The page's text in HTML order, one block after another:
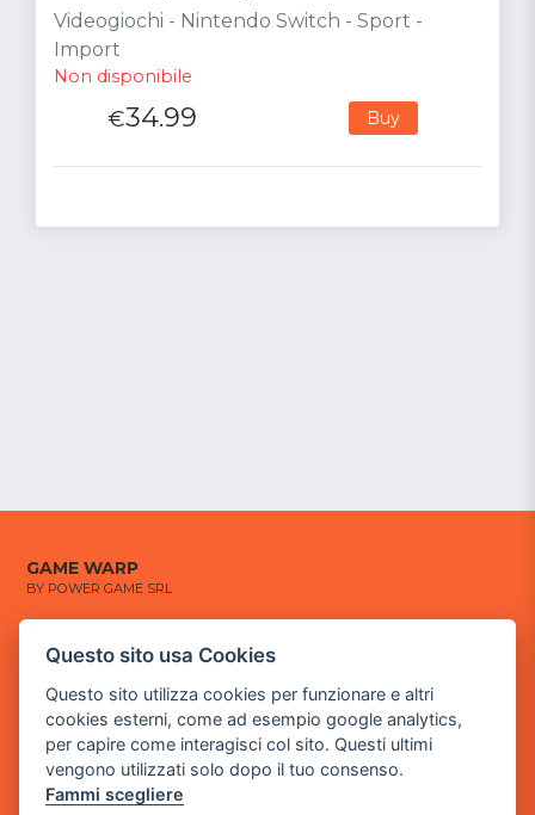
Videogiochi - Nintendo Switch - Sport -
Import
Non disponibile
€34.99 Buy
GAME WARP
BY POWER GAME SRL
Sede Legale
via Villaggio dei Platani, 3
- 25014 Castenedolo, Brescia
Sede Operativa
via Industriale, 2 - 25082 Botticino, BS
Partita iva 03308130982
Questo sito usa Cookies
Questo sito utilizza cookies per funzionare e altri
cookies esterni, come ad esempio google analytics,
per capire come interagisci col sito. Questi ultimi
vengono utilizzati solo dopo il tuo consenso.
Fammi scegliere